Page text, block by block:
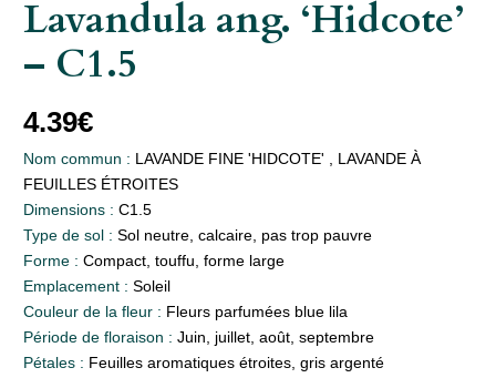
Lavandula ang. ‘Hidcote’
– C1.5
4.39€
Nom commun : LAVANDE FINE 'HIDCOTE' , LAVANDE À
FEUILLES ÉTROITES
Dimensions : C1.5
Type de sol : Sol neutre, calcaire, pas trop pauvre
Forme : Compact, touffu, forme large
Emplacement : Soleil
Couleur de la fleur : Fleurs parfumées blue lila
Période de floraison : Juin, juillet, août, septembre
Pétales : Feuilles aromatiques étroites, gris argenté